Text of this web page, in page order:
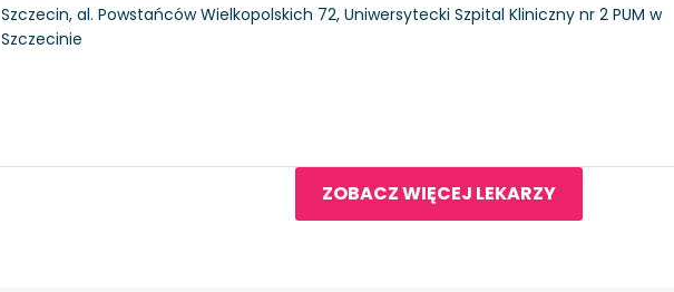
Szczecin, al. Powstańców Wielkopolskich 72, Uniwersytecki Szpital Kliniczny nr 2 PUM w
Szczecinie
ZOBACZ WIĘCEJ LEKARZY